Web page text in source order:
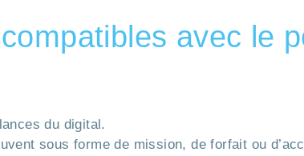
avec le
du digital.
sous forme de mission, de forfait ou